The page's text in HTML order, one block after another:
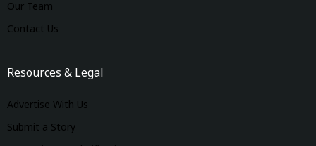
Our Team
Contact Us
Resources & Legal
Advertise With Us
Submit a Story